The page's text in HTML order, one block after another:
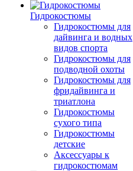
Гидрокостюмы
Гидрокостюмы для
дайвинга и водных
видов спорта
Гидрокостюмы для
подводной охоты
Гидрокостюмы для
фридайвинга и
триатлона
Гидрокостюмы
сухого типа
Гидрокостюмы
детские
Аксессуары к
гидрокостюмам